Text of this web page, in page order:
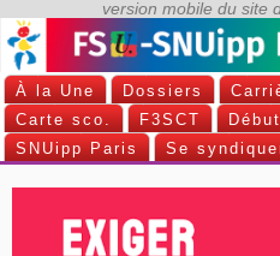
À la Une Dossiers
Carte sco.
F3SCT
SNUipp Paris
Se